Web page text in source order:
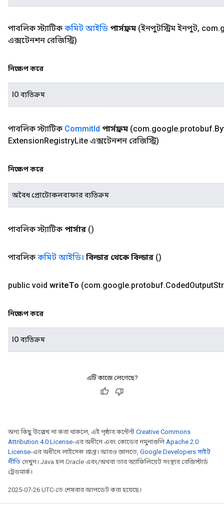
পাবলিক স্ট্যাটিক কমিট আইডি পার্সফ্রম (ইনপুটস্ট্রিম ইনপুট, com.
এক্সটেনশন রেজিস্ট্রি)
নিক্ষেপ করে
IO ব্যতিক্রম
পাবলিক স্ট্যাটিক CommitId পার্সফ্রম (com.google.protobuf.
ExtensionRegistryLite এক্সটেনশন রেজিস্ট্রি)
নিক্ষেপ করে
অবৈধ প্রোটোকলবাফার ব্যতিক্রম
পাবলিক স্ট্যাটিক পার্সার ()
পাবলিক কমিট আইডি। বিল্ডার থেকে বিল্ডার ()
public void writeTo (com.google.protobuf.CodedOutput
নিক্ষেপ করে
IO ব্যতিক্রম
এটি কাজে লেগেছে?
অন্য কিছু উল্লেখ না করা থাকলে, এই পৃষ্ঠার কন্টেন্ট Creative Commons
Attribution 4.0 License-এর অধীনে এবং কোডের নমুনাগুলিApache 2.0
License-এর অধীনে লাইসেন্স প্রাপ্ত। আরও জানতে, Google Developers সাইট
নীতি দেখুন। Java হল Oracle এবং/অথবা তার অ্যাফিলিয়েট সংস্থার রেজিস্টার্ড
ট্রেডমার্ক।
2025-07-26 UTC-তে শেষবার আপডেট করা হয়েছে।